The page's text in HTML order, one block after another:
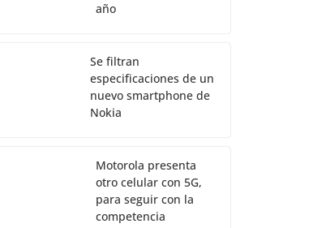
año
Se filtran
especificaciones de un
nuevo smartphone de
Nokia
Motorola presenta
otro celular con 5G,
para seguir con la
competencia